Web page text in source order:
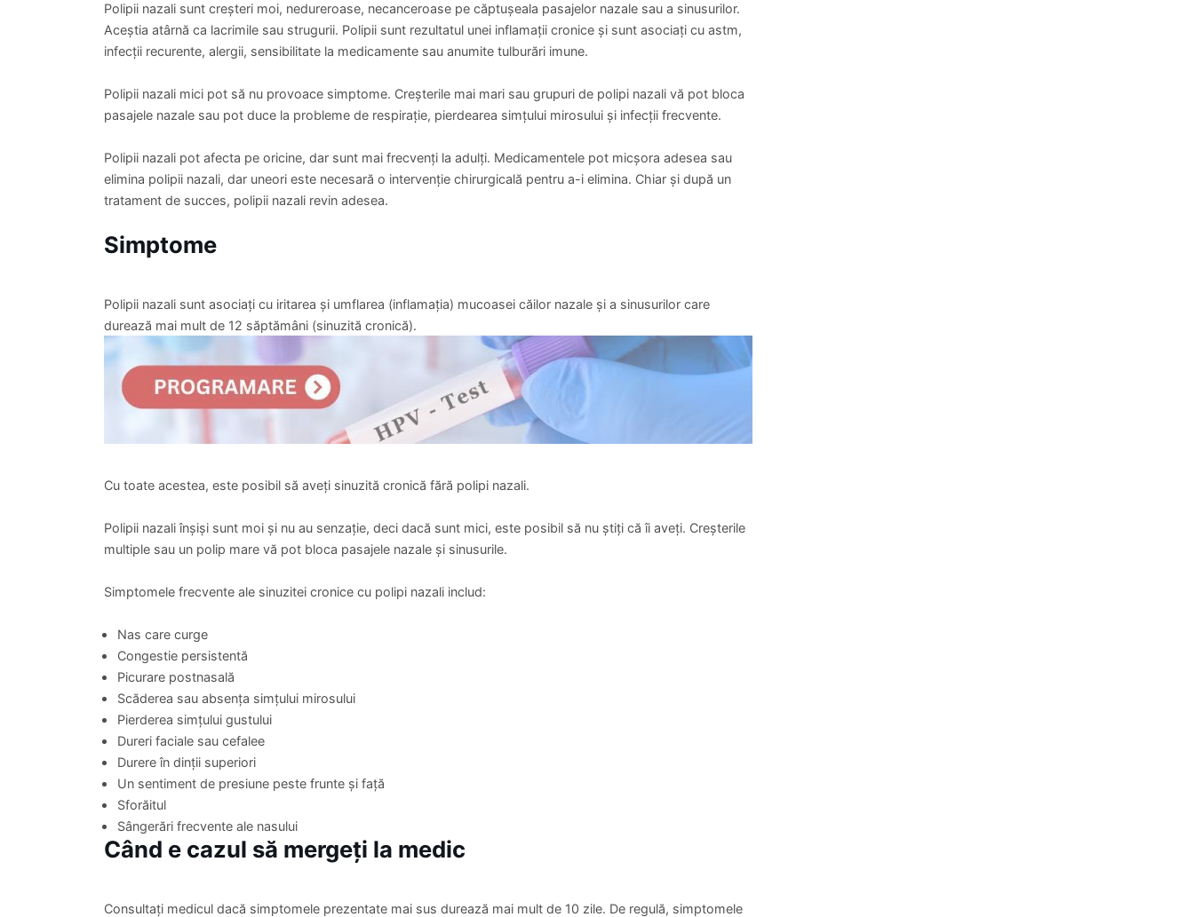
Polipii nazali sunt creșteri moi, nedureroase, necanceroase pe căptușeala pasajelor nazale sau a sinusurilor.
Aceștia atârnă ca lacrimile sau strugurii. Polipii sunt rezultatul unei inflamații cronice și sunt asociați cu astm,
infecții recurente, alergii, sensibilitate la medicamente sau anumite tulburări imune.
Polipii nazali mici pot să nu provoace simptome. Creșterile mai mari sau grupuri de polipi nazali vă pot bloca
pasajele nazale sau pot duce la probleme de respirație, pierdearea simțului mirosului și infecții frecvente.
Polipii nazali pot afecta pe oricine, dar sunt mai frecvenți la adulți. Medicamentele pot micșora adesea sau
elimina polipii nazali, dar uneori este necesară o intervenție chirurgicală pentru a-i elimina. Chiar și după un
tratament de succes, polipii nazali revin adesea.
Simptome
Polipii nazali sunt asociați cu iritarea și umflarea (inflamația) mucoasei căilor nazale și a sinusurilor care
durează mai mult de 12 săptămâni (sinuzită cronică).
Cu toate acestea, este posibil să aveți sinuzită cronică fără polipi nazali.
Polipii nazali înșiși sunt moi și nu au senzație, deci dacă sunt mici, este posibil să nu știți că îi aveți. Creșterile
multiple sau un polip mare vă pot bloca pasajele nazale și sinusurile.
Simptomele frecvente ale sinuzitei cronice cu polipi nazali includ:
Nas care curge
Congestie persistentă
Picurare postnasală
Scăderea sau absența simțului mirosului
Pierderea simțului gustului
Dureri faciale sau cefalee
Durere în dinții superiori
Un sentiment de presiune peste frunte și față
Sforăitul
Sângerări frecvente ale nasului
Când e cazul să mergeți la medic
Consultați medicul dacă simptomele prezentate mai sus durează mai mult de 10 zile. De regulă, simptomele